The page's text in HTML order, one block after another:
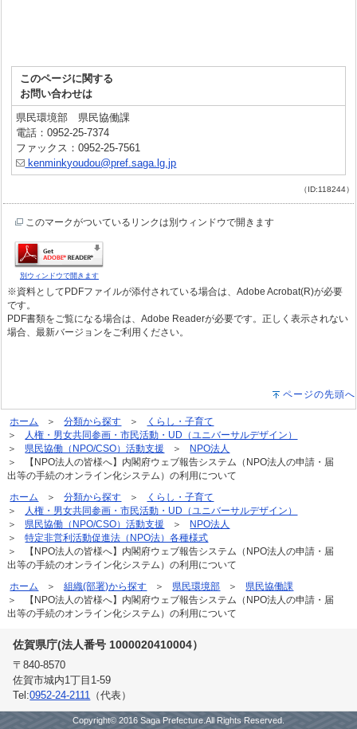
このページに関する
お問い合わせは
県民環境部 県民協働課
電話：0952-25-7374
ファックス：0952-25-7561
kenminkyoudou@pref.saga.lg.jp
（ID:118244）
このマークがついているリンクは別ウィンドウで開きます
別ウィンドウで開きます
※資料としてPDFファイルが添付されている場合は、Adobe Acrobat(R)が必要
です。
PDF書類をご覧になる場合は、Adobe Readerが必要です。正しく表示されない
場合、最新バージョンをご利用ください。
ページの先頭へ
ホーム 分類から探す
くらし・子育て
人権・男女共同参画・市民活動・UD（ユニバーサルデザイン）
県民協働（NPO/CSO）活動支援
NPO法人
【NPO法人の皆様へ】内閣府ウェブ報告システム（NPO法人の申請・届
出等の手続のオンライン化システム）の利用について
ホーム
分類から探す
くらし・子育て
人権・男女共同参画・市民活動・UD（ユニバーサルデザイン）
県民協働（NPO/CSO）活動支援
NPO法人
特定非営利活動促進法（NPO法）各種様式
【NPO法人の皆様へ】内閣府ウェブ報告システム（NPO法人の申請・届
出等の手続のオンライン化システム）の利用について
ホーム
組織(部署)から探す 県民環境部
県民協働課
【NPO法人の皆様へ】内閣府ウェブ報告システム（NPO法人の申請・届
出等の手続のオンライン化システム）の利用について
佐賀県庁(法人番号 1000020410004）
〒840-8570
佐賀市城内1丁目1-59
Tel:0952-24-2111 （代表）
Copyright© 2016 Saga Prefecture.All Rights Reserved.